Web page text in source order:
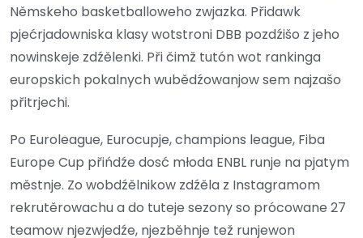
Němskeho basketballoweho zwjazka. Přidawk
pjećrjadowniska klasy wotstroni DBB pozdźišo z jeho
nowinskeje zdźělenki. Při čimž tutón wot rankinga
europskich pokalnych wubědźowanjow sem najzašo
přitrjechi.
Po Euroleague, Eurocupje, champions league, Fiba
Europe Cup přińdźe dosć młoda ENBL runje na pjatym
městnje. Zo wobdźělnikow zdźěla z Instagramom
rekrutěrowachu a do tuteje sezony so prócowane 27
teamow njezwjedźe, njezběhnje tež runjewon